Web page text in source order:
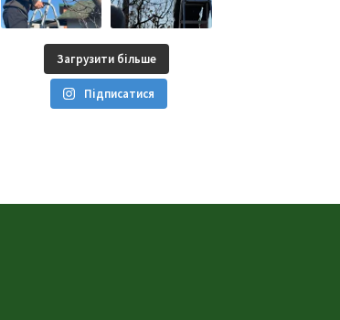
Загрузити більше
Підписатися